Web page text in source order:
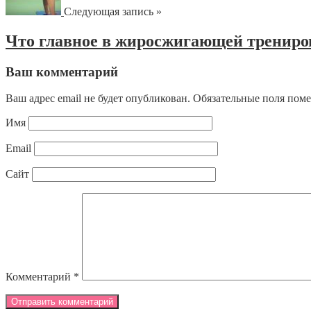
Следующая запись »
Что главное в жиросжигающей
Ваш комментарий
Ваш адрес email не будет опубликован. Обязательные поля
Имя
Email
Сайт
Комментарий *